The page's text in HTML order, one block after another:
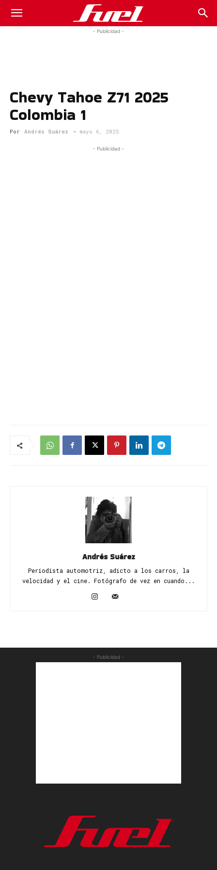
Fuel
Magazine
- Publicidad -
Chevy Tahoe Z71 2025
Colombia 1
Por Andrés Suárez - mayo 6, 2025
- Publicidad -
Andrés Suárez
Periodista automotriz, adicto a los carros, la
velocidad y el cine. Fotógrafo de vez en cuando...
- Publicidad -